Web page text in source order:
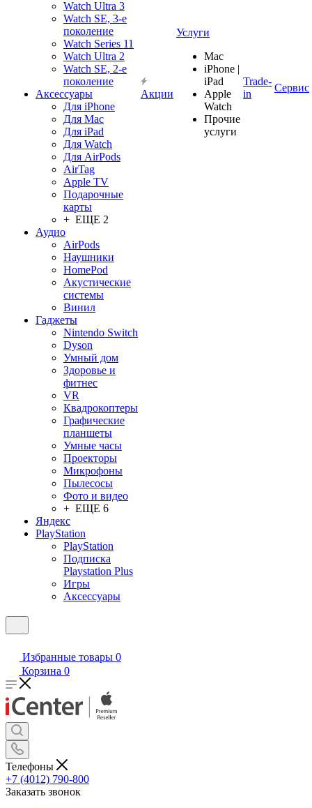
Watch Ultra 3
Watch SE, 3-е
поколение
Watch Series 11
Watch Ultra 2
Watch SE, 2-е
поколение
Аксессуары
Для iPhone
Для Mac
Для iPad
Для Watch
Для AirPods
AirTag
Apple TV
Подарочные
карты
+ ЕЩЕ 2
Аудио
AirPods
Наушники
HomePod
Акустические
системы
Винил
Гаджеты
Nintendo Switch
Dyson
Умный дом
Здоровье и
фитнес
VR
Квадрокоптеры
Графические
планшеты
Умные часы
Проекторы
Микрофоны
Пылесосы
Фото и видео
+ ЕЩЕ 6
Яндекс
PlayStation
PlayStation
Подписка
Playstation Plus
Игры
Аксессуары
Акции
Услуги
Mac
iPhone |
iPad
Apple
Watch
Прочие
услуги
Trade-
in
Сервис
Избранные товары 0
Корзина 0
Телефоны
+7 (4012) 790-800
Заказать звонок